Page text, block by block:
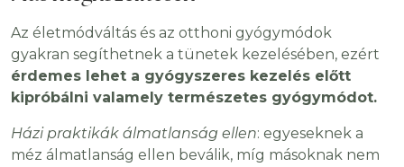
Az életmódváltás és az otthoni gyógymódok
gyakran segíthetnek a tünetek kezelésében, ezért
érdemes lehet a gyógyszeres kezelés előtt
kipróbálni valamely természetes gyógymódot.
Házi praktikák álmatlanság ellen: egyeseknek a
méz álmatlanság ellen beválik, míg másoknak nem